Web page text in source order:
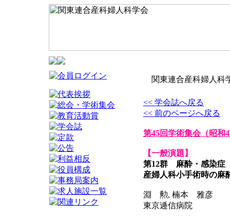
関東連合産科婦人科
<< 学会誌へ戻る
<< 前のページへ戻る
第45回学術集会（昭和
【一般演題】
第12群 麻酔・感染症
産婦人科小手術時の麻
淵 勲, 楠本 雅彦
東京逓信病院